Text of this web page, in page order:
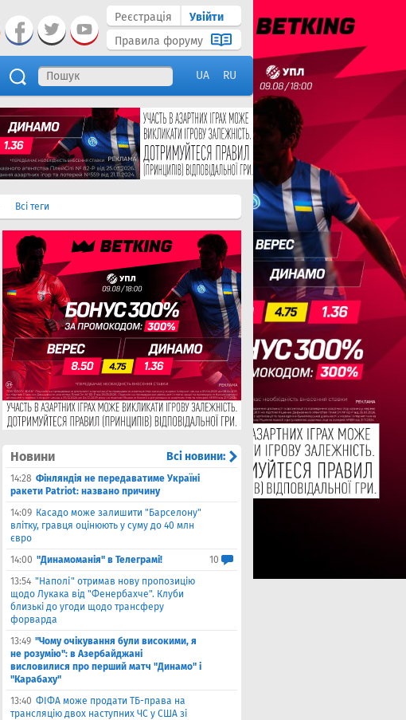
Реєстрація
Увійти
Правила форуму
UA RU
Всі теги
Новини Всі новини:
14:28 Фінляндія не передаватиме Україні
ракети Patriot: названо причину
14:09 Касадо може залишити "Барселону"
влітку, гравця оцінюють у суму до 40 млн
євро
14:00 "Динамоманія" в Телеграмі!
10
13:54 "Наполі" отримав нову пропозицію
щодо Лукака від "Фенербахче". Клуби
близькі до угоди щодо трансферу
форварда
13:49 "Чому очікування були високими, я
не розумію": в Азербайджані
висловилися про перший матч "Динамо" і
"Карабаху"
13:40 ФІФА може продати ТБ-права на
трансляцію двох наступних ЧС у США зі